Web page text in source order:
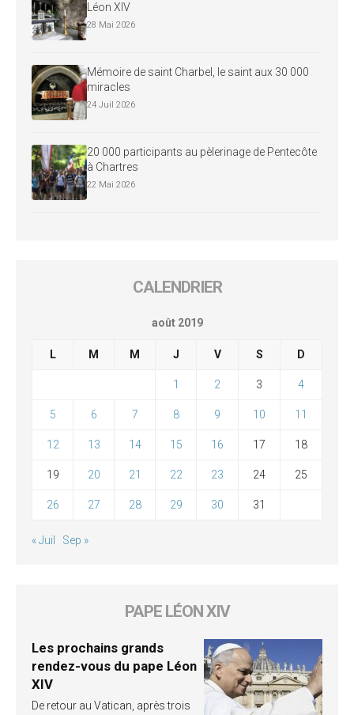
Léon XIV
28 Mai 2026
Mémoire de saint Charbel, le saint aux 30 000
miracles
24 Juil 2026
20 000 participants au pèlerinage de Pentecôte
à Chartres
22 Mai 2026
CALENDRIER
août 2019
L M M J V S D
1 2 3 4
5 6 7 8 9 10 11
12 13 14 15 16 17 18
19 20 21 22 23 24 25
26 27 28 29 30 31
« Juil Sep »
PAPE LÉON XIV
Les prochains grands
rendez-vous du pape Léon
XIV
De retour au Vatican, après trois